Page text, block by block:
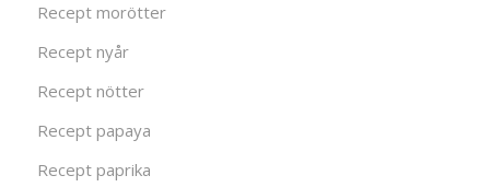
Recept morötter
Recept nyår
Recept nötter
Recept papaya
Recept paprika